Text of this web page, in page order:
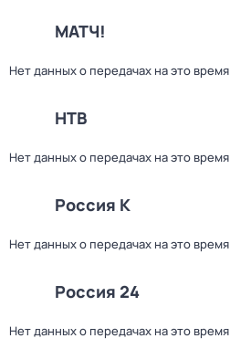
МАТЧ!
Нет данных о передачах на это время
НТВ
Нет данных о передачах на это время
Россия К
Нет данных о передачах на это время
Россия 24
Нет данных о передачах на это время